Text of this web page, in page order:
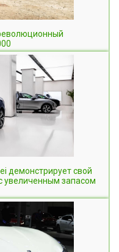
демонстрирует свой
увеличенным запасом